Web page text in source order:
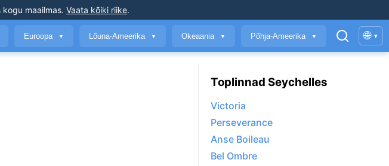
kogu maailmas. Vaata kõiki riike.
Euroopa ▼ Lõuna-Ameerika ▼ Okeaania ▼ Põhja-Ameerika ▼ 🌐 ▾
Toplinnad Seychelles
Victoria
Perseverance
Anse Boileau
Bel Ombre